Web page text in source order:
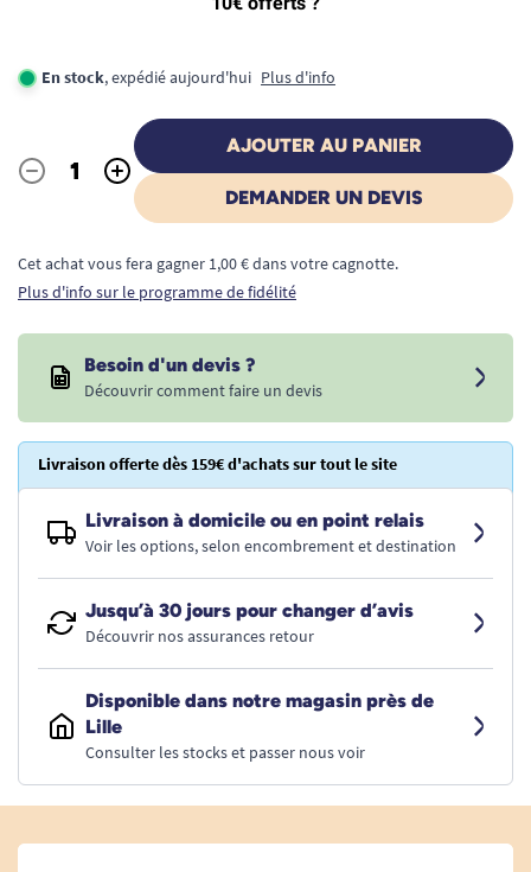
En stock, expédié aujourd'hui Plus d'info
Quantité
- +
AJOUTER AU PANIER
DEMANDER UN DEVIS
Cet achat vous fera gagner 1,00 € dans votre cagnotte.
Plus d'info sur le programme de fidélité
Besoin d'un devis ?
Découvrir comment faire un devis
Livraison offerte dès 159€ d'achats sur tout le site
Livraison à domicile ou en point relais
Voir les options, selon encombrement et destination
Jusqu’à 30 jours pour changer d’avis
Découvrir nos assurances retour
Disponible dans notre magasin près de
Lille
Consulter les stocks et passer nous voir